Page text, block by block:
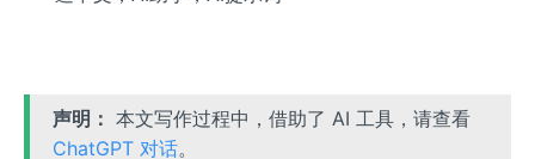
声明： 本文写作过程中，借助了 AI 工具，请查看
ChatGPT 对话。